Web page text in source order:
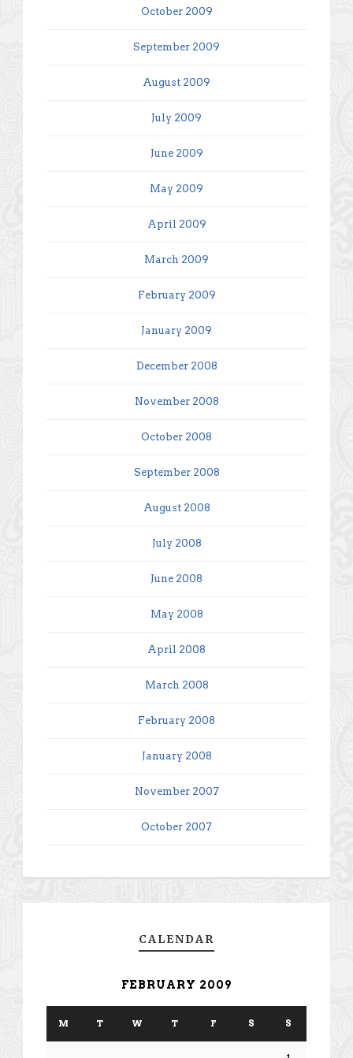
October 2009
September 2009
August 2009
July 2009
June 2009
May 2009
April 2009
March 2009
February 2009
January 2009
December 2008
November 2008
October 2008
September 2008
August 2008
July 2008
June 2008
May 2008
April 2008
March 2008
February 2008
January 2008
November 2007
October 2007
CALENDAR
FEBRUARY 2009
M T W T F S S